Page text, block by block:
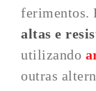
ferimentos.
altas e
utilizando
outras